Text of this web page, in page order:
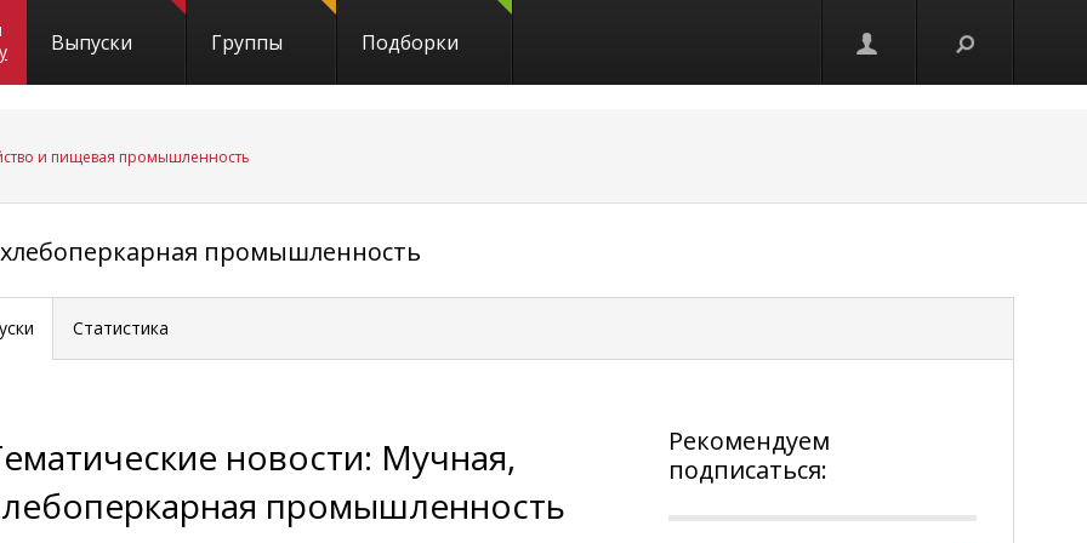
Выпуски Группы Подборки
и пищевая промышленность
промышленность
Статистика
новости: Мучная,
промышленность
Рекомендуем
подписаться: